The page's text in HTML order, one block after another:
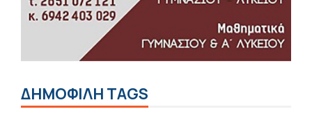
ΔΗΜΟΦΙΛΗ TAGS